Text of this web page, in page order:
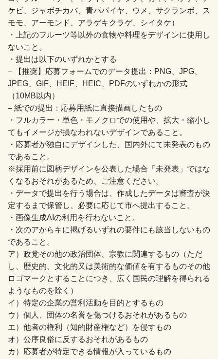
ケビ、ジャボチカバ、青パパイヤ、ウメ、サクランボ、ス
モモ、アーモンド、アラゲキクラゲ、シイタケ）
・上記のフルーツ等以外の食物や料理をデザインに使用し
ないこと。
・提出は以下のいずれかとする
– 【推奨】応募フォームでのデータ提出：PNG、JPG、
JPEG、GIF、HEIF、HEIC、PDFのいずれかの形式
（10MB以内）
– 紙での提出：応募用紙に直接描画したもの
・フルカラー・単色・モノクロでの使用や、拡大・縮小し
てもイメージが損なわれないデザインであること。
・応募者が独自にデザインした、国内外にて未発表のもの
であること。
※採用前に図柄デザインを公表した場合「未発表」ではな
くなるおそれがあるため、ご注意ください。
・データで提出を行う場合は、作成したデータは審査が決
定するまで保管し、必要に応じて市へ提出すること。
・画像生成AIの利用を行わないこと。
・次のアからキに掲げるいずれの要件にも該当しないもの
であること。
ア）政党その他の政治団体、宗教に関連するもの（ただ
し、歴史的、文化的又は美術的な価値を有するものその他
ロゴマークとすることにつき、広く国民の理解を得られる
ようなものを除く）
イ）特定の企業の営利活動を目的とするもの
ウ）個人、団体の名誉を傷つけるおそれがあるもの
エ）他者の権利（知的財産権など）を侵すもの
オ）公序良俗に反するおそれがあるもの
カ）応募者が特定できる情報が入っているもの